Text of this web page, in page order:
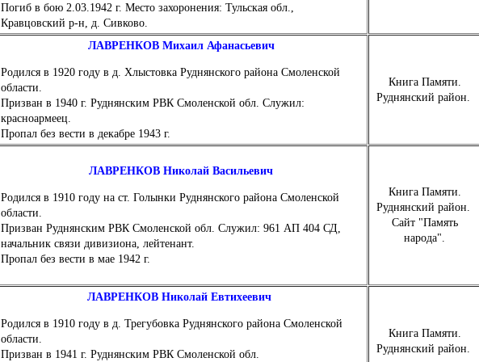
Погиб в бою 2.03.1942 г. Место захоронения: Тульская обл.,
Кравцовский р-н, д. Сивково.
ЛАВРЕНКОВ Михаил Афанасьевич
Родился в 1920 году в д. Хлыстовка Руднянского района Смоленской
области.
Призван в 1940 г. Руднянским РВК Смоленской обл. Служил:
красноармеец.
Пропал без вести в декабре 1943 г.
Книга Памяти.
Руднянский район.
ЛАВРЕНКОВ Николай Васильевич
Родился в 1910 году на ст. Голынки Руднянского района Смоленской
области.
Призван Руднянским РВК Смоленской обл. Служил: 961 АП 404 СД,
начальник связи дивизиона, лейтенант.
Пропал без вести в мае 1942 г.
Книга Памяти.
Руднянский район.
Сайт "Память
народа".
ЛАВРЕНКОВ Николай Евтихеевич
Родился в 1910 году в д. Трегубовка Руднянского района Смоленской
области.
Призван в 1941 г. Руднянским РВК Смоленской обл.
Книга Памяти.
Руднянский район.